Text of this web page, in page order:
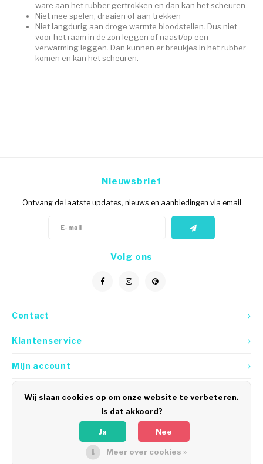
ware aan het rubber gertrokken en dan kan het scheuren
Niet mee spelen, draaien of aan trekken
Niet langdurig aan droge warmte bloodstellen. Dus niet
voor het raam in de zon leggen of naast/op een
verwarming leggen. Dan kunnen er breukjes in het rubber
komen en kan het scheuren.
Contact
Nieuwsbrief
Ontvang de laatste updates, nieuws en aanbiedingen via email
Volg ons
Klantenservice
Mijn account
Wij slaan cookies op om onze website te verbeteren.
Is dat akkoord?
Ja Nee
Meer over cookies »